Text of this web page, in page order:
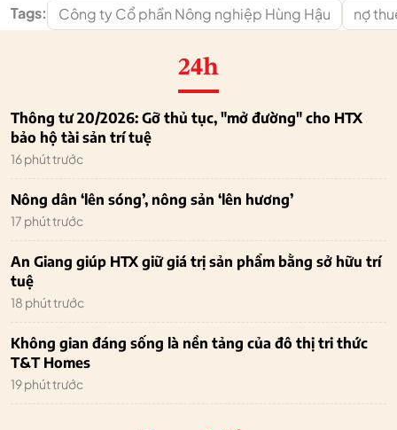
Tags: Công ty Cổ phần Nông nghiệp Hùng Hậu nợ
24h
Thông tư 20/2026: Gỡ thủ tục, "mở đường" cho HTX
bảo hộ tài sản trí tuệ
16 phút trước
Nông dân ‘lên sóng’, nông sản ‘lên hương’
17 phút trước
An Giang giúp HTX giữ giá trị sản phẩm bằng sở hữu trí
tuệ
18 phút trước
Không gian đáng sống là nền tảng của đô thị tri thức
T&T Homes
19 phút trước